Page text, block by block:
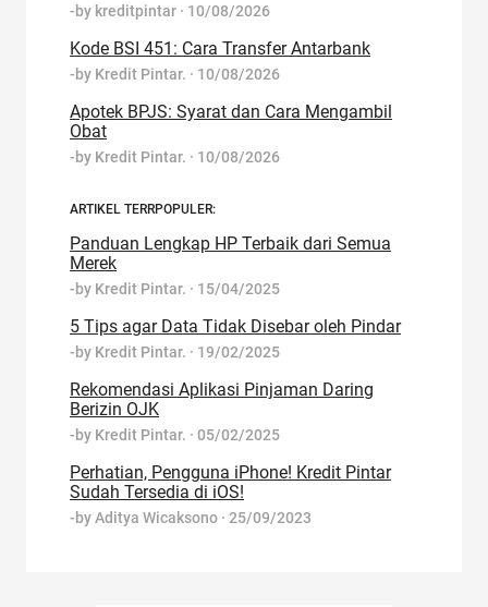
-by kreditpintar · 10/08/2026
Kode BSI 451: Cara Transfer Antarbank
-by Kredit Pintar. · 10/08/2026
Apotek BPJS: Syarat dan Cara Mengambil
Obat
-by Kredit Pintar. · 10/08/2026
ARTIKEL TERRPOPULER:
Panduan Lengkap HP Terbaik dari Semua
Merek
-by Kredit Pintar. · 15/04/2025
5 Tips agar Data Tidak Disebar oleh Pindar
-by Kredit Pintar. · 19/02/2025
Rekomendasi Aplikasi Pinjaman Daring
Berizin OJK
-by Kredit Pintar. · 05/02/2025
Perhatian, Pengguna iPhone! Kredit Pintar
Sudah Tersedia di iOS!
-byAditya Wicaksono · 25/09/2023